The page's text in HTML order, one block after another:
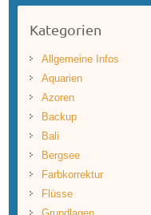
Kategorien
Allgemeine Infos
Aquarien
Azoren
Backup
Bali
Bergsee
Farbkorrektur
Flüsse